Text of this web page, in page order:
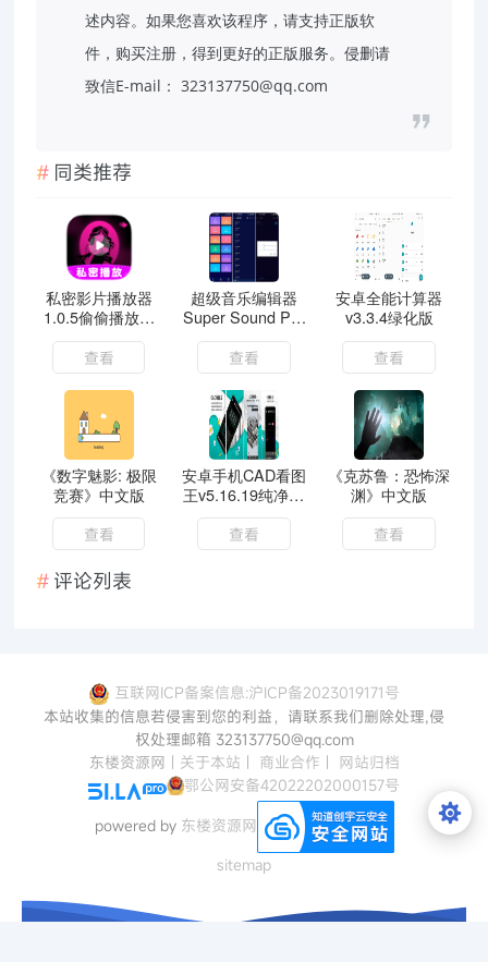
述内容。如果您喜欢该程序，请支持正版软
件，购买注册，得到更好的正版服务。侵删请
致信E-mail： 323137750@qq.com
同类推荐
私密影片播放器
1.0.5偷偷播放你
的珍藏小电影
查看
超级音乐编辑器
Super Sound Pro
v2.8.4.1解锁专业
版
查看
安卓全能计算器
v3.3.4绿化版
查看
《数字魅影: 极限
竞赛》中文版
查看
安卓手机CAD看图
王v5.16.19纯净解
锁VIP高级版
查看
《克苏鲁：恐怖深
渊》中文版
查看
评论列表
互联网ICP备案信息:沪ICP备2023019171号
本站收集的信息若侵害到您的利益，请联系我们删除处理,侵
权处理邮箱 323137750@qq.com
东楼资源网
关于本站 商业合作
网站归档
鄂公网安备42022202000157号
powered by 东楼资源网
sitemap